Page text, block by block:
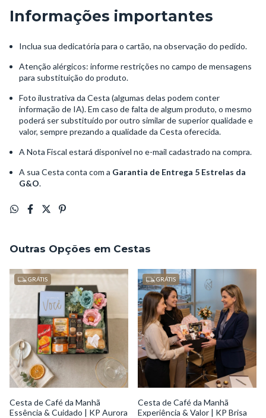
Informações importantes
Inclua sua dedicatória para o cartão, na observação do pedido.
Atenção alérgicos: informe restrições no campo de mensagens
para substituição do produto.
Foto ilustrativa da Cesta (algumas delas podem conter
informação de IA). Em caso de falta de algum produto, o mesmo
poderá ser substituído por outro similar de superior qualidade e
valor, sempre prezando a qualidade da Cesta oferecida.
A Nota Fiscal estará disponível no e-mail cadastrado na compra.
A sua Cesta conta com a Garantia de Entrega 5 Estrelas da
G&O.
Outras Opções em Cestas
GRÁTIS
Cesta de Café da Manhã
Essência & Cuidado | KP Aurora
GRÁTIS
Cesta de Café da Manhã
Experiência & Valor | KP Brisa